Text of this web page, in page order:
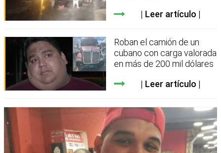
Leer artículo
Roban el camión de un
cubano con carga valorada
en más de 200 mil dólares
Leer artículo